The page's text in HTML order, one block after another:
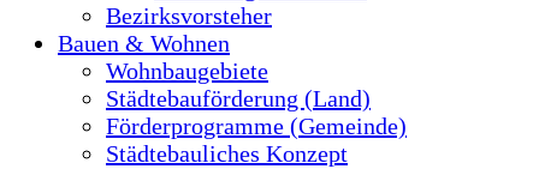
Bezirksvorsteher
Bauen & Wohnen
Wohnbaugebiete
Städtebauförderung (Land)
Förderprogramme (Gemeinde)
Städtebauliches Konzept